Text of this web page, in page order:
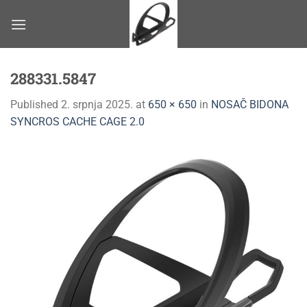
288331.5847
Published 2. srpnja 2025. at 650 × 650 in NOSAČ BIDONA
SYNCROS CACHE CAGE 2.0